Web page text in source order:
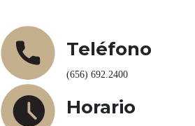
Teléfono
(656) 692.2400
Horario